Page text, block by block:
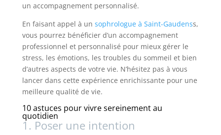
un accompagnement personnalisé.
En faisant appel à un sophrologue à Saint-Gaudenss,
vous pourrez bénéficier d’un accompagnement
professionnel et personnalisé pour mieux gérer le
stress, les émotions, les troubles du sommeil et bien
d’autres aspects de votre vie. N’hésitez pas à vous
lancer dans cette expérience enrichissante pour une
meilleure qualité de vie.
10 astuces pour vivre sereinement au
quotidien
1. Poser une intention